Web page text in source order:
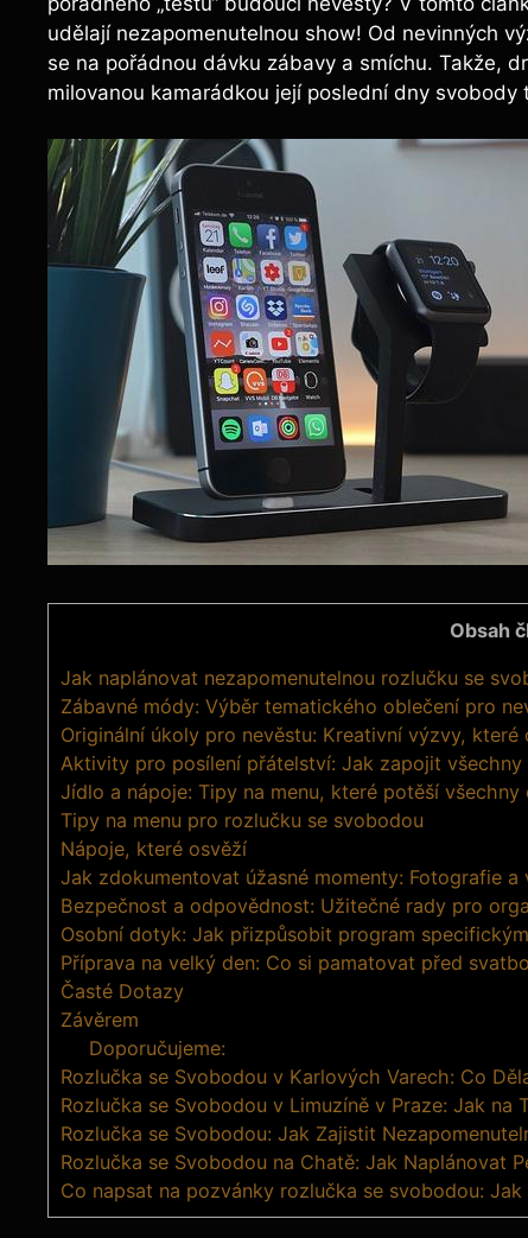
udělají⁤ nezapomenutelnou ‌show! Od nevinných
se na pořádnou dávku zábavy ‍a smíchu. Takže,
‍milovanou ‍kamarádkou ⁢její‍ poslední ‍dny
Obsah
Jak naplánovat nezapomenutelnou rozlučku se
Zábavné⁣ módy: Výběr tematického oblečení pro
Originální úkoly pro nevěstu: Kreativní výzvy, ‍které
Aktivity‌ pro posílení přátelství: ‍Jak ⁣zapojit všechny
Jídlo a​ nápoje: Tipy na​ menu, které potěší všechny
Tipy na menu pro rozlučku se svobodou
Nápoje, které⁢ osvěží
Jak zdokumentovat úžasné momenty: Fotografie​ a
Bezpečnost ⁢a odpovědnost: Užitečné rady‌ pro
Osobní dotyk: Jak přizpůsobit program
Příprava ⁣na velký den: Co si pamatovat před
Časté Dotazy
Závěrem
Doporučujeme:
Rozlučka se Svobodou v Karlových Varech: Co
Rozlučka se Svobodou v Limuzíně v Praze: Jak na
Rozlučka se Svobodou: Jak Zajistit
Rozlučka se Svobodou na Chatě: Jak Naplánovat
Co napsat na pozvánky rozlučka se svobodou: